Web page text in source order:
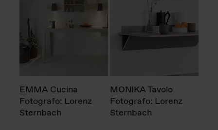
EMMA Cucina
Fotografo: Lorenz
Sternbach
MONIKA Tavolo
Fotografo: Lorenz
Sternbach